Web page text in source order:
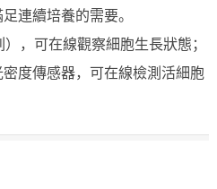
連續培養的需要。
，可在線觀察細胞生長狀態；
度傳感器，可在線檢測活細胞